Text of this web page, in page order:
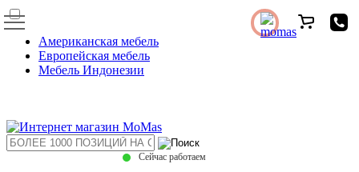
Американская мебель
Европейская мебель
Мебель Индонезии
Сейчас работаем